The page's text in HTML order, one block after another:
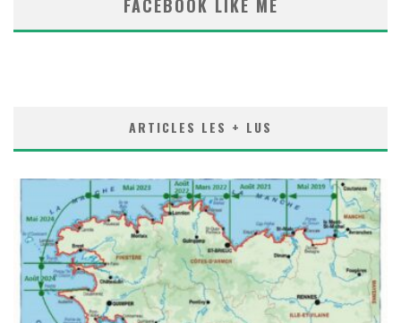
FACEBOOK LIKE ME
ARTICLES LES + LUS